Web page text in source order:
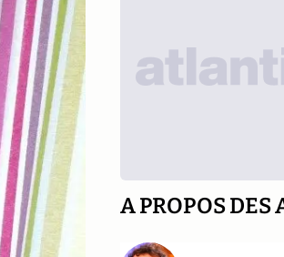
A PROPOS DES